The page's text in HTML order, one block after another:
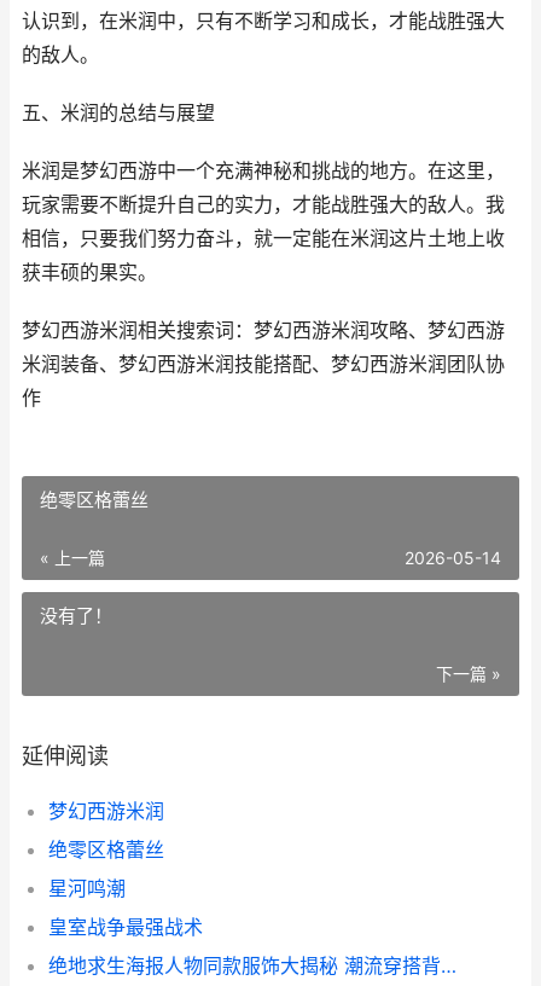
认识到，在米润中，只有不断学习和成长，才能战胜强大
的敌人。
五、米润的总结与展望
米润是梦幻西游中一个充满神秘和挑战的地方。在这里，
玩家需要不断提升自己的实力，才能战胜强大的敌人。我
相信，只要我们努力奋斗，就一定能在米润这片土地上收
获丰硕的果实。
梦幻西游米润相关搜索词：梦幻西游米润攻略、梦幻西游
米润装备、梦幻西游米润技能搭配、梦幻西游米润团队协
作
绝零区格蕾丝
« 上一篇 2026-05-14
没有了！
下一篇 »
延伸阅读
梦幻西游米润
绝零区格蕾丝
星河鸣潮
皇室战争最强战术
绝地求生海报人物同款服饰大揭秘 潮流穿搭背后的故事